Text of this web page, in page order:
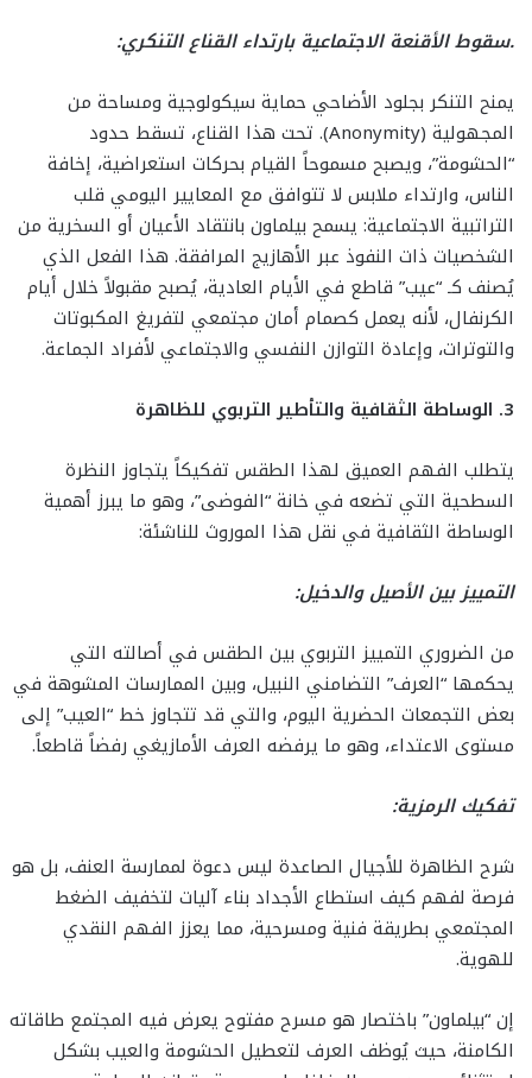
.سقوط الأقنعة الاجتماعية بارتداء القناع التنكري:
يمنح التنكر بجلود الأضاحي حماية سيكولوجية ومساحة من
المجهولية (Anonymity). تحت هذا القناع، تسقط حدود
“الحشومة”، ويصبح مسموحاً القيام بحركات استعراضية، إخافة
الناس، وارتداء ملابس لا تتوافق مع المعايير اليومي قلب
التراتبية الاجتماعية: يسمح بيلماون بانتقاد الأعيان أو السخرية من
الشخصيات ذات النفوذ عبر الأهازيج المرافقة. هذا الفعل الذي
يُصنف كـ “عيب” قاطع في الأيام العادية، يُصبح مقبولاً خلال أيام
الكرنفال، لأنه يعمل كصمام أمان مجتمعي لتفريغ المكبوتات
والتوترات، وإعادة التوازن النفسي والاجتماعي لأفراد الجماعة.
3. الوساطة الثقافية والتأطير التربوي للظاهرة
يتطلب الفهم العميق لهذا الطقس تفكيكاً يتجاوز النظرة
السطحية التي تضعه في خانة “الفوضى”، وهو ما يبرز أهمية
الوساطة الثقافية في نقل هذا الموروث للناشئة:
التمييز بين الأصيل والدخيل:
من الضروري التمييز التربوي بين الطقس في أصالته التي
يحكمها “العرف” التضامني النبيل، وبين الممارسات المشوهة في
بعض التجمعات الحضرية اليوم، والتي قد تتجاوز خط “العيب” إلى
مستوى الاعتداء، وهو ما يرفضه العرف الأمازيغي رفضاً قاطعاً.
تفكيك الرمزية:
شرح الظاهرة للأجيال الصاعدة ليس دعوة لممارسة العنف، بل هو
فرصة لفهم كيف استطاع الأجداد بناء آليات لتخفيف الضغط
المجتمعي بطريقة فنية ومسرحية، مما يعزز الفهم النقدي
للهوية.
إن “بيلماون” باختصار هو مسرح مفتوح يعرض فيه المجتمع طاقاته
الكامنة، حيث يُوظف العرف لتعطيل الحشومة والعيب بشكل